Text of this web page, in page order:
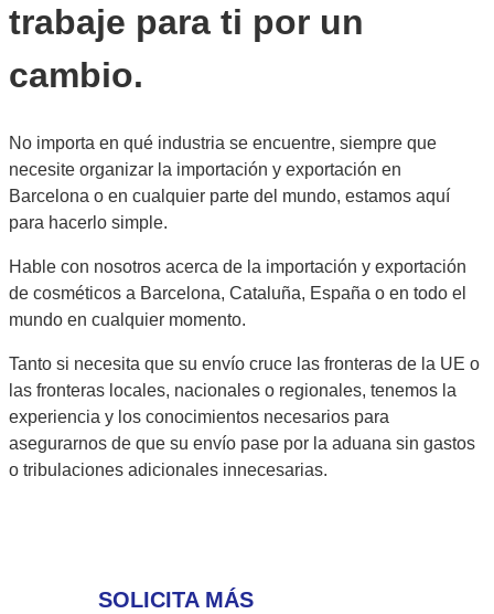
trabaje para ti por un
cambio.
No importa en qué industria se encuentre, siempre que
necesite organizar la importación y exportación en
Barcelona o en cualquier parte del mundo, estamos aquí
para hacerlo simple.
Hable con nosotros acerca de la importación y exportación
de cosméticos a Barcelona, Cataluña, España o en todo el
mundo en cualquier momento.
Tanto si necesita que su envío cruce las fronteras de la UE o
las fronteras locales, nacionales o regionales, tenemos la
experiencia y los conocimientos necesarios para
asegurarnos de que su envío pase por la aduana sin gastos
o tribulaciones adicionales innecesarias.
SOLICITA MÁS